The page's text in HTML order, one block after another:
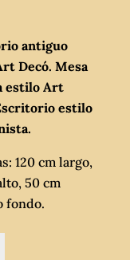
antiguo
Decó. Mesa
estilo Art
estilo
120 cm largo,
50 cm
fondo.